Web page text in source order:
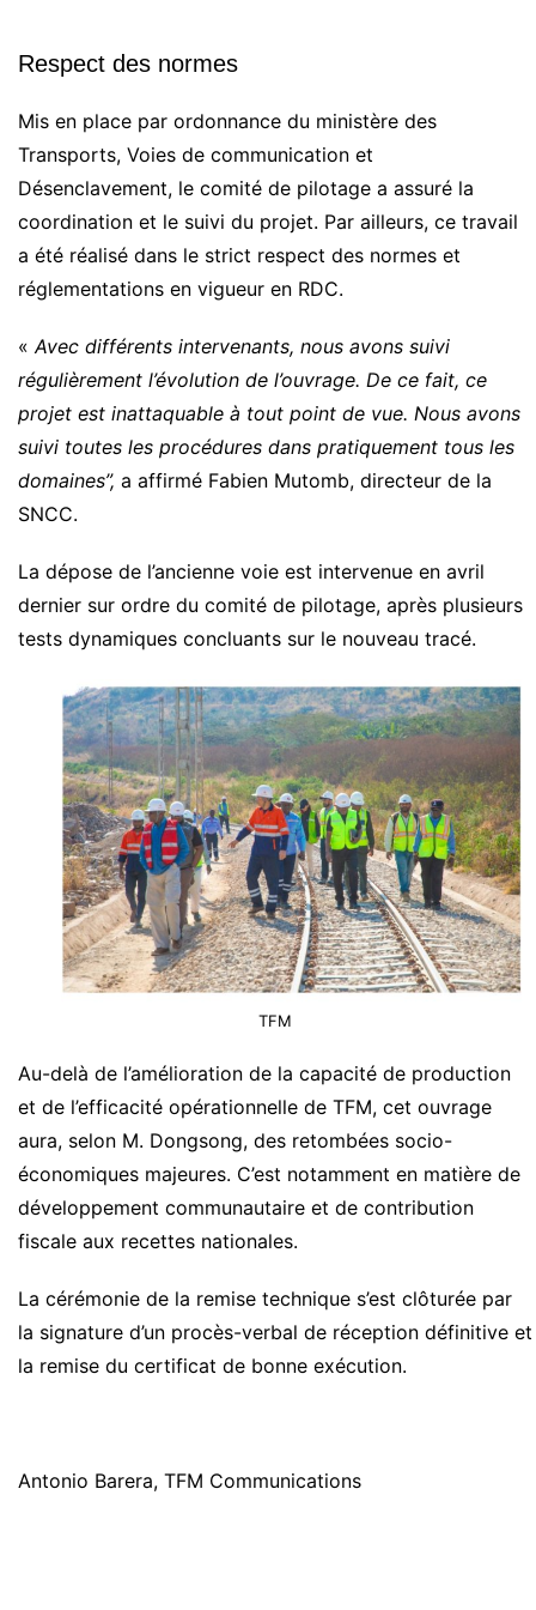
Respect des normes
Mis en place par ordonnance du ministère des
Transports, Voies de communication et
Désenclavement, le comité de pilotage a assuré la
coordination et le suivi du projet. Par ailleurs, ce travail
a été réalisé dans le strict respect des normes et
réglementations en vigueur en RDC.
«Avec différents intervenants, nous avons suivi
régulièrement l’évolution de l’ouvrage. De ce fait, ce
projet est inattaquable à tout point de vue. Nous avons
suivi toutes les procédures dans pratiquement tous les
domaines”, a affirmé Fabien Mutomb, directeur de la
SNCC.
La dépose de l’ancienne voie est intervenue en avril
dernier sur ordre du comité de pilotage, après plusieurs
tests dynamiques concluants sur le nouveau tracé.
TFM
Au-delà de l’amélioration de la capacité de production
et de l’efficacité opérationnelle de TFM, cet ouvrage
aura, selon M. Dongsong, des retombées socio-
économiques majeures. C’est notamment en matière de
développement communautaire et de contribution
fiscale aux recettes nationales.
La cérémonie de la remise technique s’est clôturée par
la signature d’un procès-verbal de réception définitive et
la remise du certificat de bonne exécution.
Antonio Barera, TFM Communications